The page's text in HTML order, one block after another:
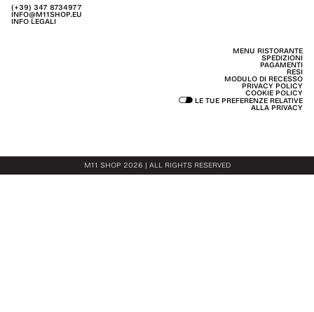
(+39) 347 8734977
INFO@M11SHOP.EU
INFO LEGALI
MENU RISTORANTE
SPEDIZIONI
PAGAMENTI
RESI
MODULO DI RECESSO
PRIVACY POLICY
COOKIE POLICY
LE TUE PREFERENZE RELATIVE
ALLA PRIVACY
M11 SHOP 2026 | ALL RIGHTS RESERVED